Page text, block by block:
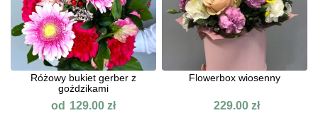
Różowy bukiet gerber z
goździkami
od 129.00 zł
Flowerbox wiosenny
229.00zł